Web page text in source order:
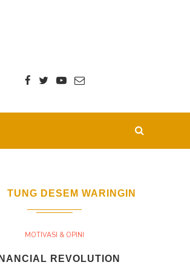
TUNG DESEM WARINGIN
MOTIVASI & OPINI
REVOLUTION